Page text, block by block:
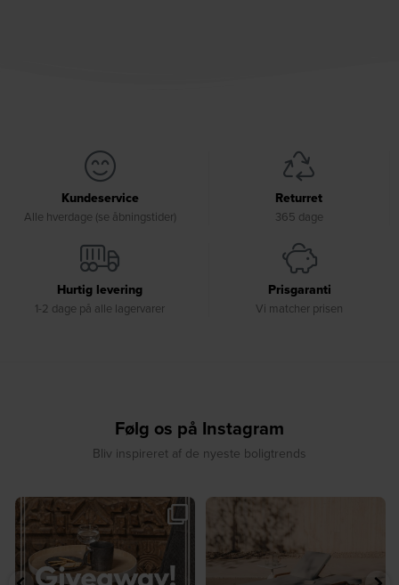
Kundeservice
Alle hverdage (se åbningstider)
Returret
365 dage
Hurtig levering
1-2 dage på alle lagervarer
Prisgaranti
Vi matcher prisen
Følg os på Instagram
Bliv inspireret af de nyeste boligtrends
☀️ Sommerens favorit til terrassen ☀️⁠
...
0
☀️ Sommerens naturlige
samlingspunkt⁠
8 0